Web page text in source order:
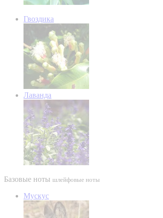
Гвоздика
Лаванда
Базовые ноты шлейфовые ноты
Мускус